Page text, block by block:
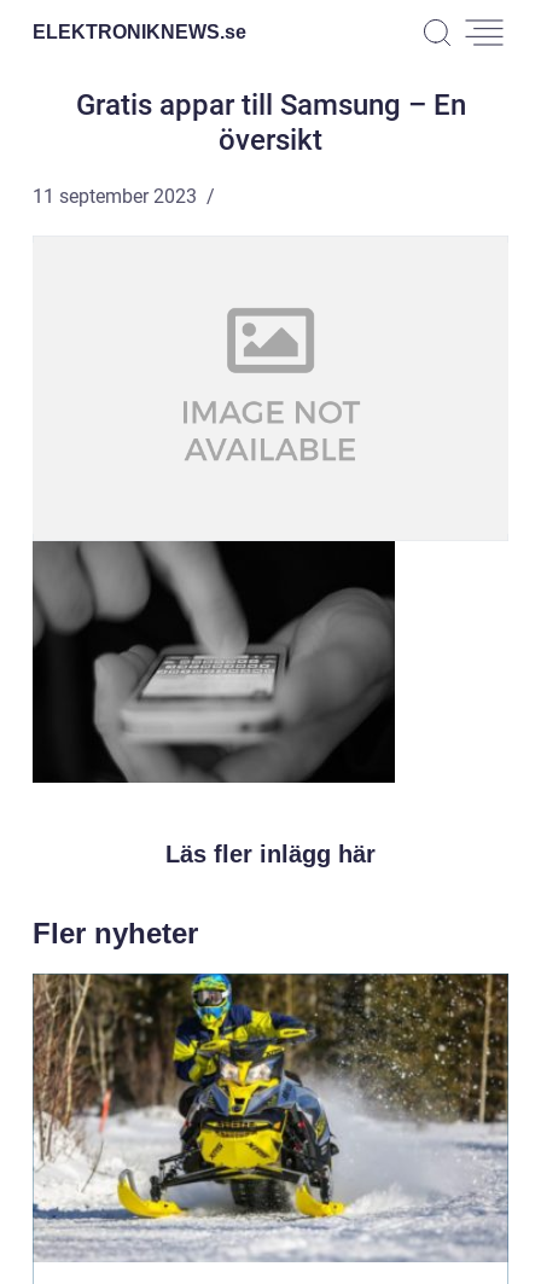
ELEKTRONIKNEWS.se
Gratis appar till Samsung – En
översikt
11 september 2023
Läs fler inlägg här
Fler nyheter